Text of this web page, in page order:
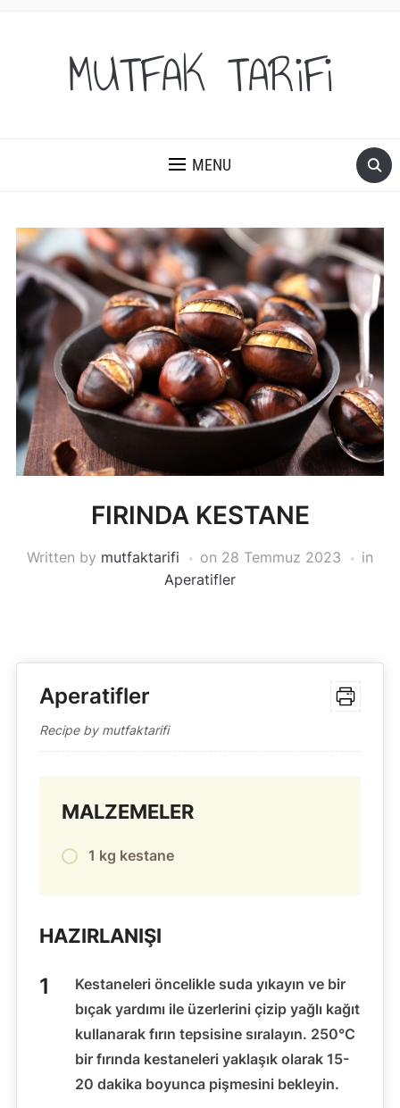
MUTFAK TARiFi
MENU
FIRINDA KESTANE
Written by mutfaktarifi on 28 Temmuz 2023
in
Aperatifler
Aperatifler
Recipe by mutfaktarifi
MALZEMELER
1 kg kestane
HAZIRLANIŞI
Kestaneleri öncelikle suda yıkayın ve bir
bıçak yardımı ile üzerlerini çizip yağlı kağıt
kullanarak fırın tepsisine sıralayın. 250°C
bir fırında kestaneleri yaklaşık olarak 15-
20 dakika boyunca pişmesini bekleyin.